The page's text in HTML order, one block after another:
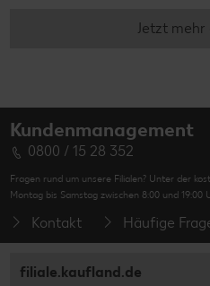
Jetzt mehr
Kundenmanagement
0800 / 15 28 352
Fragen rund um unsere Filialen? Unter der
Montag bis Samstag zwischen 8:00 und 19:00
Kontakt Häufige
filiale.kaufland.de